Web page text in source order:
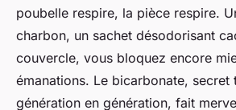
poubelle respire, la pièce respire.
charbon, un sachet désodorisant
couvercle, vous bloquez encore
émanations. Le bicarbonate, secret
génération en génération, fait